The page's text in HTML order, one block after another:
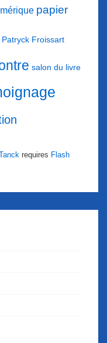
papier
Patryck Froissart
salon du livre
requires Flash